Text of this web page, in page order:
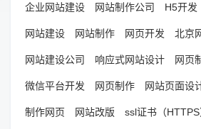
企业网站建设 网站制作公司 H5开发
网站建设 网站制作 网页开发 北京
网站建设公司 响应式网站设计 网页
微信平台开发 网页制作 网站页面设
制作网页 网站改版 ssl证书（HTTPS